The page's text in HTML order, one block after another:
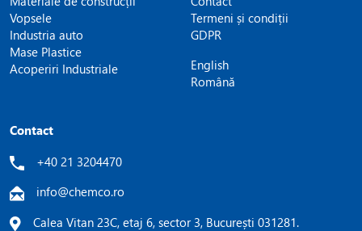
Vopsele
Industria auto
Mase Plastice
Acoperiri Industriale
Termeni și condiții
GDPR
English
Română
Contact
+40 21 3204470
info@chemco.ro
Calea Vitan 23C, etaj 6, sector 3, București 031281.